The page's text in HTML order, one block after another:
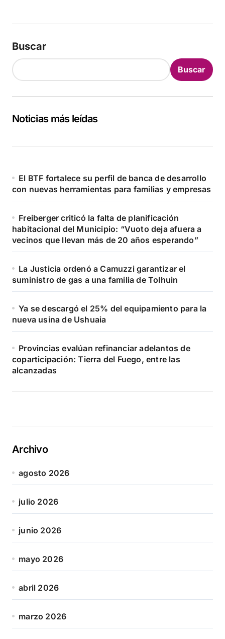
Buscar
Buscar
Noticias más leídas
El BTF fortalece su perfil de banca de desarrollo
con nuevas herramientas para familias y empresas
Freiberger criticó la falta de planificación
habitacional del Municipio: “Vuoto deja afuera a
vecinos que llevan más de 20 años esperando”
La Justicia ordenó a Camuzzi garantizar el
suministro de gas a una familia de Tolhuin
Ya se descargó el 25% del equipamiento para la
nueva usina de Ushuaia
Provincias evalúan refinanciar adelantos de
coparticipación: Tierra del Fuego, entre las
alcanzadas
Archivo
agosto 2026
julio 2026
junio 2026
mayo 2026
abril 2026
marzo 2026